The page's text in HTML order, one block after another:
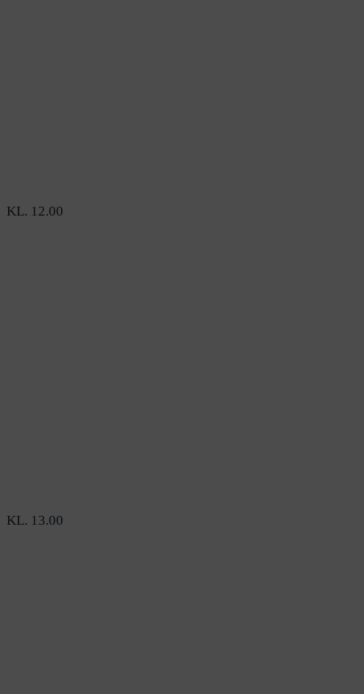
KL. 12.00
KL. 13.00